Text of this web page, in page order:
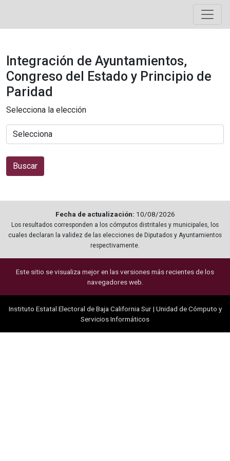
Integración de Ayuntamientos,
Congreso del Estado y Principio de
Paridad
Selecciona la elección
Buscar
Fecha de actualización: 10/08/2026
Los resultados corresponden a los cómputos distritales y municipales, los
cuales declaran la validez de las elecciones de Diputados y Ayuntamientos
respectivamente.
Este sitio se visualiza mejor en las versiones más recientes de los
navegadores web.
Instituto Estatal Electoral de Baja California Sur | Unidad de Cómputo y
Servicios Informáticos